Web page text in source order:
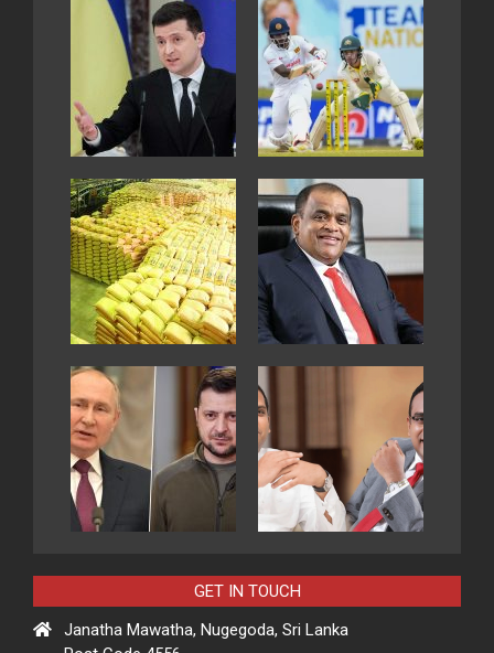
GET IN TOUCH
Janatha Mawatha, Nugegoda, Sri Lanka